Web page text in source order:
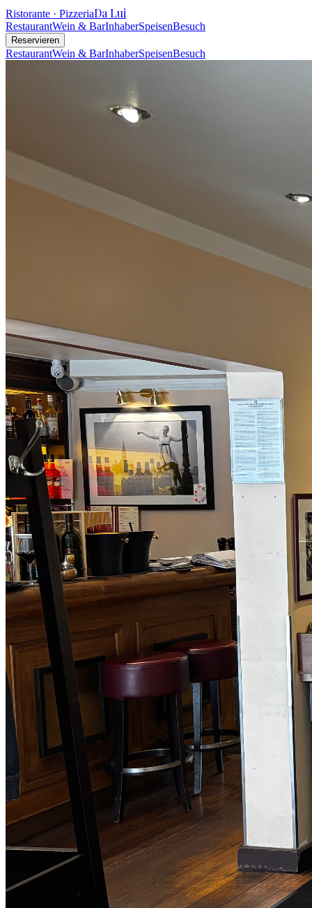
Ristorante · PizzeriaDa Lui
RestaurantWein & BarInhaberSpeisenBesuch
Reservieren
RestaurantWein & BarInhaberSpeisenBesuch